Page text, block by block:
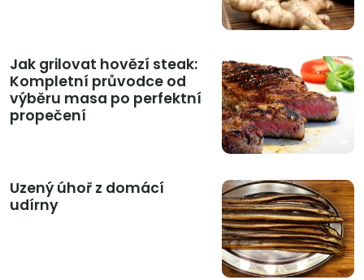
Jak grilovat hovězí steak:
Kompletní průvodce od
výběru masa po perfektní
propečení
Uzený úhoř z domácí
udírny